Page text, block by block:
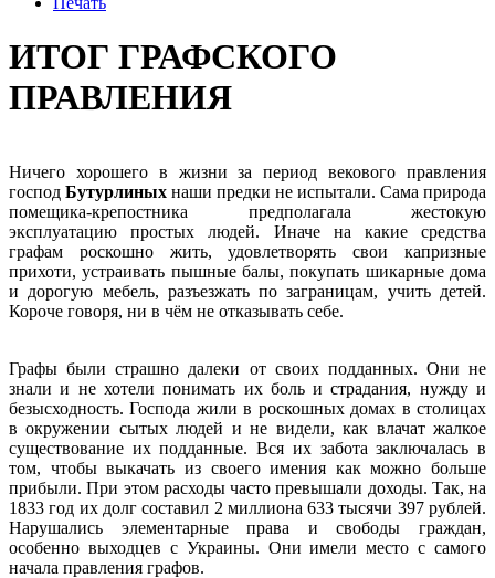
ИТОГ ГРАФСКОГО
ПРАВЛЕНИЯ
Ничего хорошего в жизни за период векового правления
господ Бутурлиных наши предки не испытали. Сама природа
помещика-крепостника предполагала жестокую
эксплуатацию простых людей. Иначе на какие средства
графам роскошно жить, удовлетворять свои капризные
прихоти, устраивать пышные балы, покупать шикарные дома
и дорогую мебель, разъезжать по заграницам, учить детей.
Короче говоря, ни в чём не отказывать себе.
Графы были страшно далеки от своих подданных. Они не
знали и не хотели понимать их боль и страдания, нужду и
безысходность. Господа жили в роскошных домах в столицах
в окружении сытых людей и не видели, как влачат жалкое
существование их подданные. Вся их забота заключалась в
том, чтобы выкачать из своего имения как можно больше
прибыли. При этом расходы часто превышали доходы. Так, на
1833 год их долг составил 2 миллиона 633 тысячи 397 рублей.
Нарушались элементарные права и свободы граждан,
особенно выходцев с Украины. Они имели место с самого
начала правления графов.